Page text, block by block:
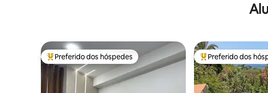
Entre os melhores preferidos dos hóspedes
Preferido dos hóspedes Entre os melhores
Preferido dos